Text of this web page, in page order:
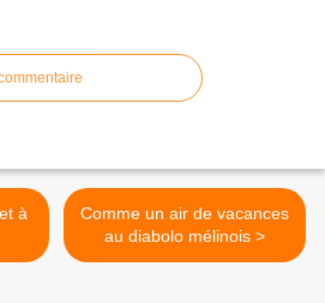
Comme un air de vacances
au diabolo mélinois >